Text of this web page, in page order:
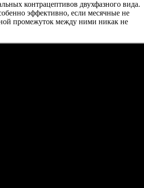
контрацептивов двухфазного вида.
эффективно, если месячные не
промежуток между ними никак не